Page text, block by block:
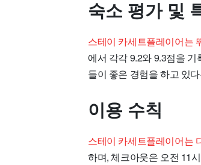
숙소 평가 및
스테이 카세트플레이어는
에서 각각 9.2와 9.3점을
들이 좋은 경험을 하고 있
이용 수칙
스테이 카세트플레이어는
하며, 체크아웃은 오전 11